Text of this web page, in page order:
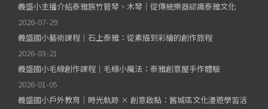
義盛小主播介紹泰雅族竹管琴、木琴｜從傳統樂器認識泰雅文化
2026-07-29
義盛國小藝術課程｜石上泰雅：從素描到彩繪的創作旅程
2026-03-21
義盛國小毛線創作課程｜毛線小魔法：泰雅創意屋手作體驗
2026-01-05
義盛國小戶外教育｜時光軌跡 × 創意啟點：舊城區文化漫遊學習活